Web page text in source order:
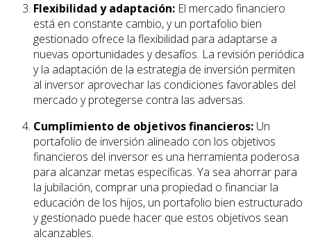
Flexibilidad y adaptación: El mercado financiero
está en constante cambio, y un portafolio bien
gestionado ofrece la flexibilidad para adaptarse a
nuevas oportunidades y desafíos. La revisión periódica
y la adaptación de la estrategia de inversión permiten
al inversor aprovechar las condiciones favorables del
mercado y protegerse contra las adversas.
Cumplimiento de objetivos financieros: Un
portafolio de inversión alineado con los objetivos
financieros del inversor es una herramienta poderosa
para alcanzar metas específicas. Ya sea ahorrar para
la jubilación, comprar una propiedad o financiar la
educación de los hijos, un portafolio bien estructurado
y gestionado puede hacer que estos objetivos sean
alcanzables.